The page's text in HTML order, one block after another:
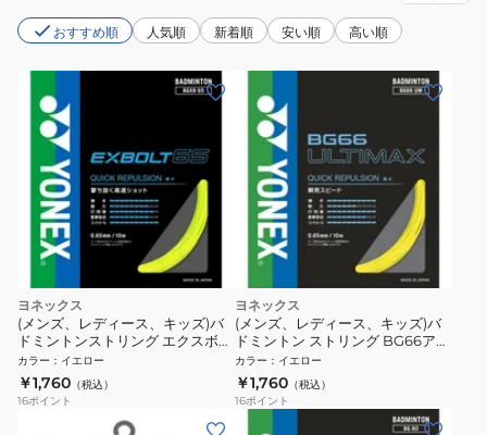
おすすめ順 人気順 新着順 安い順 高い順
ヨネックス
(メンズ、レディース、キッズ)バ
ドミントンストリング エクスボル
ト65 BGXB65-004
カラー ： イエロー
￥1,760 （税込）
16ポイント
ヨネックス
(メンズ、レディース、キッズ)バ
ドミントン ストリング BG66アル
ティマックス(BG66 ULTIMAX)
BG66UM-004
カラー ： イエロー
￥1,760 （税込）
16ポイント